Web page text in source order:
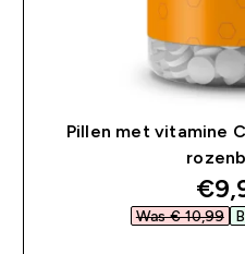
Pillen met vitamine
Was € 10,99‎